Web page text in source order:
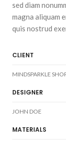
sed diam
magna aliquam
quis nostrud
CLIENT
MINDSPARKLE
DESIGNER
JOHN DOE
MATERIALS